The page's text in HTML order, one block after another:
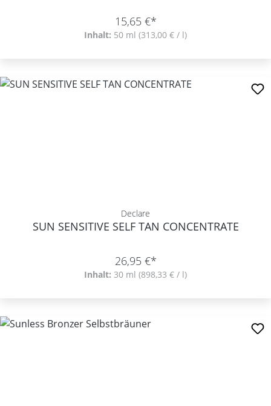
15,65 €*
Inhalt: 50 ml (313,00 € / l)
Declare
SUN SENSITIVE SELF TAN CONCENTRATE
26,95 €*
Inhalt: 30 ml (898,33 € / l)